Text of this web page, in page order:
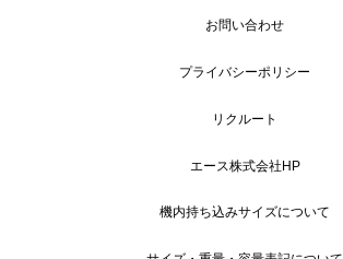
お問い合わせ
プライバシーポリシー
リクルート
エース株式会社HP
機内持ち込みサイズについて